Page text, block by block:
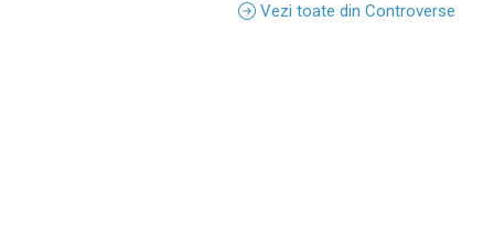
Vezi toate din Controverse